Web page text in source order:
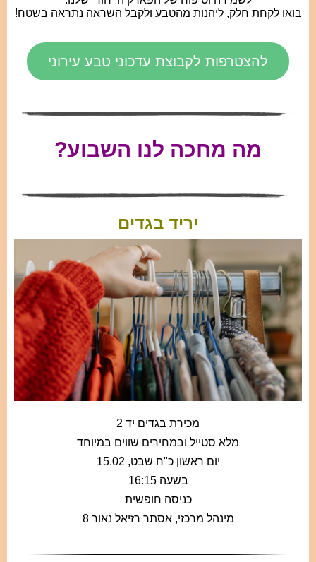
בואו לקחת חלק, ליהנות מהטבע ולקבל השראה נתראה בשטח!
להצטרפות לקבוצת עדכוני טבע עירוני
מה מחכה לנו השבוע?
יריד בגדים
מכירת בגדים יד 2
מלא סטייל ובמחירים שווים במיוחד
יום ראשון כ"ח שבט, 15.02
בשעה 16:15
כניסה חופשית
מינהל מרכזי, אסתר רזיאל נאור 8